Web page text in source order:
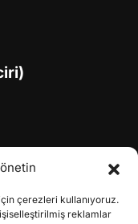
çerezleri kullanıyoruz.
reklamlar